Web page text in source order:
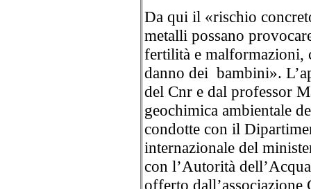
Da qui il «rischio
metalli possano
fertilità e malformazioni,
danno dei bambini».
del Cnr e dal professor
geochimica ambientale
condotte con il
internazionale del
con l’Autorità
offerto dall’associazione